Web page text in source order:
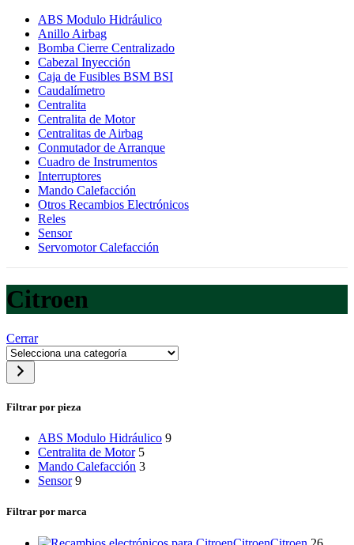
ABS Modulo Hidráulico
Anillo Airbag
Bomba Cierre Centralizado
Cabezal Inyección
Caja de Fusibles BSM BSI
Caudalímetro
Centralita
Centralita de Motor
Centralitas de Airbag
Conmutador de Arranque
Cuadro de Instrumentos
Interruptores
Mando Calefacción
Otros Recambios Electrónicos
Reles
Sensor
Servomotor Calefacción
Citroen
Cerrar
Selecciona
una
categoría
Filtrar por pieza
ABS Modulo Hidráulico 9
Centralita de Motor 5
Mando Calefacción 3
Sensor 9
Filtrar por marca